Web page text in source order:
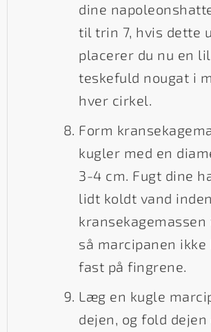
dine
til trin 7, hvis dette
placerer du nu en
teskefuld nougat i
hver cirkel.
Form
kugler med en
3-4 cm. Fugt dine
lidt koldt vand
kransekagemassen
så marcipanen
fast på fingrene.
Læg en kugle
dejen, og fold dejen